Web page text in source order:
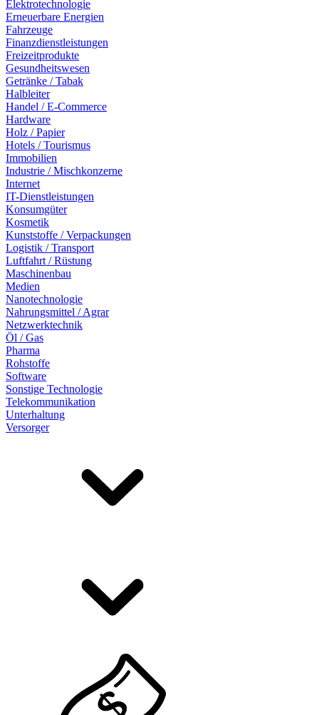
Elektrotechnologie
Erneuerbare Energien
Fahrzeuge
Finanzdienstleistungen
Freizeitprodukte
Gesundheitswesen
Getränke / Tabak
Halbleiter
Handel / E-Commerce
Hardware
Holz / Papier
Hotels / Tourismus
Immobilien
Industrie / Mischkonzerne
Internet
IT-Dienstleistungen
Konsumgüter
Kosmetik
Kunststoffe / Verpackungen
Logistik / Transport
Luftfahrt / Rüstung
Maschinenbau
Medien
Nanotechnologie
Nahrungsmittel / Agrar
Netzwerktechnik
Öl / Gas
Pharma
Rohstoffe
Software
Sonstige Technologie
Telekommunikation
Unterhaltung
Versorger